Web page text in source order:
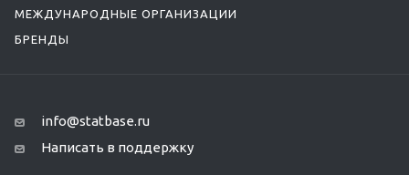
МЕЖДУНАРОДНЫЕ ОРГАНИЗАЦИИ
БРЕНДЫ
info@statbase.ru
Написать в поддержку